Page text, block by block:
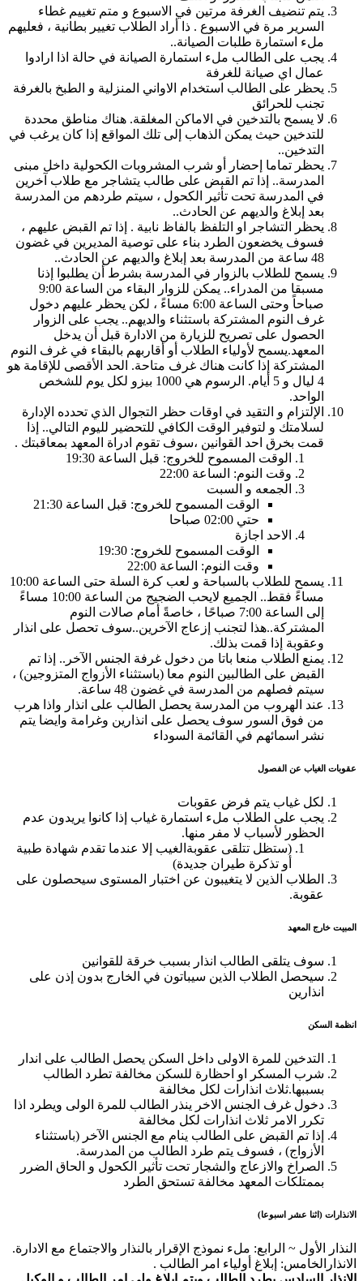
يتم تنضيف الغرفة مرتين في الاسبوع و متم تغييم غطاء
السرير مرة في الاسبوع . ذا أراد الطلاب تغيير بطانية ، فعليهم
ملء استمارة طلبات الصيانة..
يجب على الطالب ملء استمارة الصيانة في حالة اذا ارادوا
عمال اي صيانة للغرفة
يحظر على الطالب استخدام الاواني المنزلية و الطبخ بالغرفة
تجنب للحرائق
لا يسمح بالتدخين في الاماكن المغلقة. هناك مناطق محددة
للتدخين حيث يمكن الذهاب إلى تلك المواقع إذا كان يرغب في
التدخين..
يحظر تماما إحضار أو شرب المشروبات الكحولية داخل مبنى
المدرسة.. إذا تم القبض على طالب يتشاجر مع طلاب آخرين
في المدرسة تحت تأثير الكحول ، سيتم طردهم من المدرسة
بعد إبلاغ والديهم عن الحادث..
يحظر التشاجر او التلفظ بالفاظ نابية . إذا تم القبض عليهم ،
فسوف يخضعون الطرد بناء على توصية المديرين في غضون
48 ساعة من المدرسة بعد إبلاغ والديهم عن الحادث..
يسمح للطلاب بالزوار في المدرسة بشرط أن يطلبوا إذنا
مسبقا من المدراء.. يمكن للزوار البقاء من الساعة 9:00
صباحاً وحتى الساعة 6:00 مساءً ، لكن يحظر عليهم دخول
غرف النوم المشتركة باستثناء والديهم.. يجب على الزوار
الحصول على تصريح للزيارة من الادارة قبل أن يدخل
المعهد.يسمح لأولياء الطلاب أو أقاربهم بالبقاء في غرف النوم
المشتركة إذا كانت هناك غرف متاحة. الحد الأقصى للإقامة هو
4 ليال و 5 أيام. الرسوم هي 1000 بيزو لكل يوم للشخص
الواحد.
الإلتزام و التقيد في اوقات حظر التجوال الذي تحدده الإدارة
لسلامتك و لتوفير الوقت الكافي للتحضير لليوم التالي.. إذا
ﻗﻤﺖ بخرق احد القوانين ،سوف تقوم ادراة المعهد بمعاقبتك .
الوقت المسموح للخروج: قبل الساعة 19:30
وقت النوم: الساعة 22:00
الجمعه و السبت
الوقت المسموح للخروج: قبل الساعة 21:30
حتي 02:00 صباحا
الاحد اجازة
الوقت المسموح للخروج: 19:30
وقت النوم: الساعة 22:00
يسمح للطلاب بالسباحة و لعب كرة السلة حتى الساعة 10:00
مساءً فقط.. الجميع لايحب الضجيج من الساعة 10:00 مساءً
إلى الساعة 7:00 صباحًا ، خاصةً أمام صالات النوم
المشتركة..هذا لتجنب إزعاج الآخرين..سوف تحصل على انذار
وعقوبة إذا قمت بذلك.
يمنع الطلاب منعا باتا من دخول غرفة الجنس الآخر.. إذا تم
القبض على الطالبين النوم معا (باستثناء الأزواج المتزوجين) ،
سيتم فصلهم من المدرسة في غضون 48 ساعة.
عند الهروب من المدرسة يحصل الطالب على انذار واذا هرب
من فوق السور سوف يحصل على انذارين وغرامة وايضا يتم
نشر اسمائهم في القائمة السوداء
عقوبات الغياب عن الفصول
لكل غياب يتم فرض عقوبات
يجب على الطلاب ملء استمارة غياب إذا كانوا يريدون عدم
الحظور لأسباب لا مفر منها.
(ستظل تتلقى عقوبةالغيب إلا عندما تقدم شهادة طبية
أو تذكرة طيران جديدة)
الطلاب الذين لا يتغيبون عن اختبار المستوى سيحصلون على
عقوبة.
المبيت خارج المعهد
سوف يتلقى الطالب انذار بسبب خرقة للقوانين
سيحصل الطلاب الذين سيباتون في الخارج بدون إذن على
انذارين
انظمة السكن
التدخين للمرة الاولى داخل السكن يحصل الطالب على اندار
شرب المسكر او احظارة للسكن مخالفة تطرد الطالب
بسببها.ثلاث انذارات لكل مخالفة
دخول غرف الجنس الاخر ينذر الطالب للمرة الولى ويطرد اذا
تكرر الامر ثلاث انذارات لكل مخالفة
إذا تم القبض على الطالب ينام مع الجنس الآخر (باستثناء
الأزواج) ، فسوف يتم طرد الطالب من المدرسة.
الصراخ والازعاج والشجار تحت تأثير الكحول و الحاق الضرر
بممتلكات المعهد مخالفة تستحق الطرد
الانذارات (اثنا عشر اسبوعا)
النذار الأول ~ الرابع: ملء نموذج الإقرار بالنذار والاجتماع مع الادارة.
الانذارالخامس: إبلاغ أولياء امر الطالب .